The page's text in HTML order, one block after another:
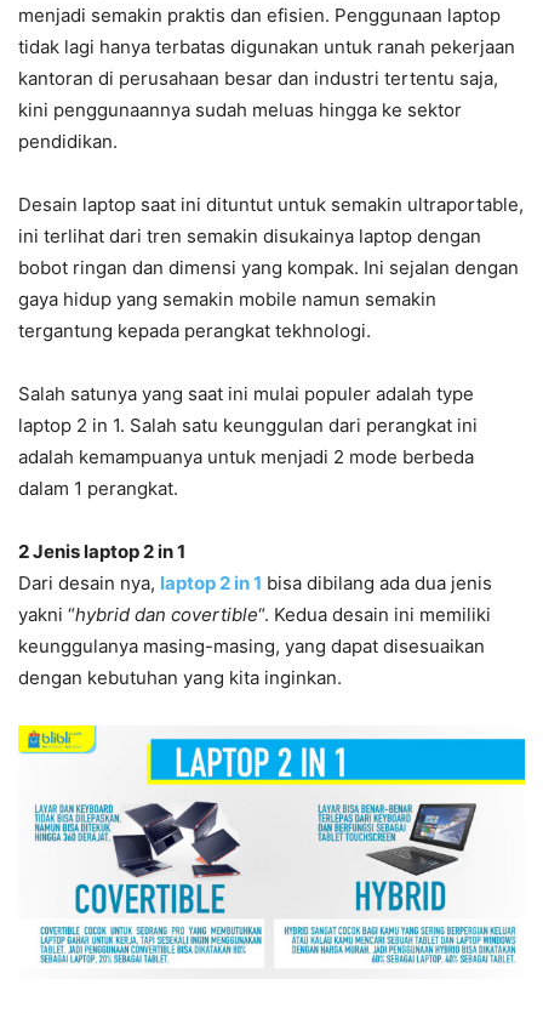
menjadi semakin praktis dan efisien. Penggunaan laptop
tidak lagi hanya terbatas digunakan untuk ranah pekerjaan
kantoran di perusahaan besar dan industri tertentu saja,
kini penggunaannya sudah meluas hingga ke sektor
pendidikan.
Desain laptop saat ini dituntut untuk semakin ultraportable,
ini terlihat dari tren semakin disukainya laptop dengan
bobot ringan dan dimensi yang kompak. Ini sejalan dengan
gaya hidup yang semakin mobile namun semakin
tergantung kepada perangkat tekhnologi.
Salah satunya yang saat ini mulai populer adalah type
laptop 2 in 1. Salah satu keunggulan dari perangkat ini
adalah kemampuanya untuk menjadi 2 mode berbeda
dalam 1 perangkat.
2 Jenis laptop 2 in 1
Dari desain nya, laptop 2 in 1 bisa dibilang ada dua jenis
yakni “hybrid dan covertible“. Kedua desain ini memiliki
keunggulanya masing-masing, yang dapat disesuaikan
dengan kebutuhan yang kita inginkan.